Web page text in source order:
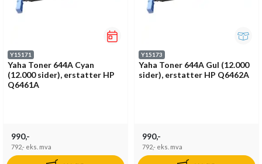
Y15171
Yaha Toner 644A Cyan
(12.000 sider), erstatter HP
Q6461A
990,-
792,- eks. mva
Y15173
Yaha Toner 644A Gul (12.000
sider), erstatter HP Q6462A
990,-
792,- eks. mva